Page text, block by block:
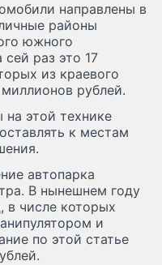
направлены в
районы
южного
раз это 17
из краевого
рублей.
этой технике
к местам
автопарка
В нынешнем году
в числе которых
и
по этой статье